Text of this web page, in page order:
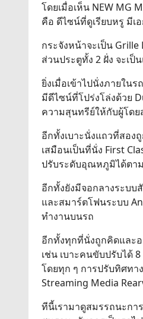
โดยเมื่อเห็น NEW MG
คือ ดีไซน์ที่ดูเรียบหรู มี
กระจังหน้าจะเป็น
ส่วนประตูทั้ง 2 ฝั่ง จะเป็
ยิ่งเมื่อเข้าไปนั่งภายใน
มีดีไซน์ที่โปร่งโล่งด้วย
ความสุนทรีย์ให้กับผู้โดย
อีกทั้งเบาะนั่งแถวที่สอง
เสมือนเป็นที่นั่ง First
ปรับระดับอุณหภูมิได้ตา
อีกทั้งยังมีจอกลางระบบ
และสมาร์ตโฟนระบบ
ทำงานบนรถ
อีกทั้งทุกที่นั่งถูกคิดและ
เช่น เบาะคนขับปรับได้
โดยทุก ๆ การปรับทิศทา
Streaming Media
ทีนี้เรามาดูสมรรถนะกา